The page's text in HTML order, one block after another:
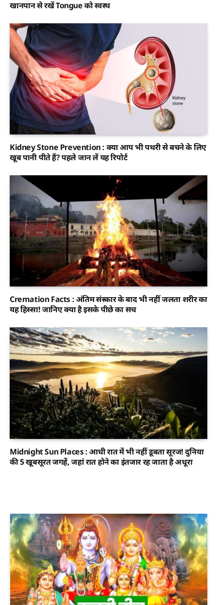
खानपान से रखें Tongue को स्वस्थ
Kidney Stone Prevention : क्या आप भी पथरी से बचने के लिए
खूब पानी पीते हैं? पहले जान लें यह रिपोर्ट
Cremation Facts : अंतिम संस्कार के बाद भी नहीं जलता शरीर का
यह हिस्सा! जानिए क्या है इसके पीछे का सच
Midnight Sun Places : आधी रात में भी नहीं डूबता सूरज! दुनिया
की 5 खूबसूरत जगहें, जहां रात होने का इंतजार रह जाता है अधूरा